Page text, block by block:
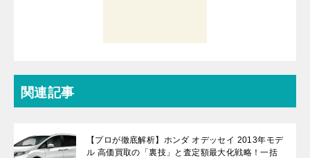
関連記事
【プロが徹底解析】ホンダ オデッセイ 2013年モデ
ル 高価買取の「裏技」と査定額最大化戦略！一括